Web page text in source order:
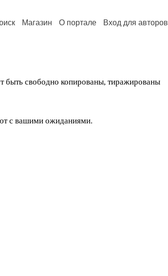
Магазин О портале Вход для авторов
быть свободно копированы, тиражированы
с вашими ожиданиями.